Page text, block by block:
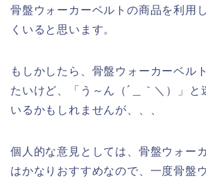
骨盤ウォーカーベルトの商品を利用
くいると思います。
もしかしたら、骨盤ウォーカーベル
たいけど、「う～ん（´＿｀＼）」と
いるかもしれませんが、、、
個人的な意見としては、骨盤ウォー
はかなりおすすめなので、一度骨盤